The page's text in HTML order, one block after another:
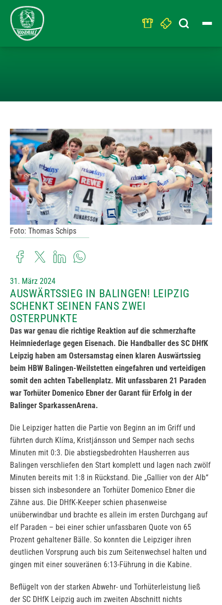
Search
for:
Foto: Thomas Schips
31. März 2024
AUSWÄRTSSIEG IN BALINGEN! LEIPZIG
SCHENKT SEINEN FANS ZWEI
OSTERPUNKTE
Das war genau die richtige Reaktion auf die schmerzhafte
Heimniederlage gegen Eisenach. Die Handballer des SC DHfK
Leipzig haben am Ostersamstag einen klaren Auswärtssieg
beim HBW Balingen-Weilstetten eingefahren und verteidigen
somit den achten Tabellenplatz. Mit unfassbaren 21 Paraden
war Torhüter Domenico Ebner der Garant für Erfolg in der
Balinger SparkassenArena.
Die Leipziger hatten die Partie von Beginn an im Griff und
führten durch Klíma, Kristjánsson und Semper nach sechs
Minuten mit 0:3. Die abstiegsbedrohten Hausherren aus
Balingen verschliefen den Start komplett und lagen nach zwölf
Minuten bereits mit 1:8 in Rückstand. Die „Gallier von der Alb“
bissen sich insbesondere an Torhüter Domenico Ebner die
Zähne aus. Die DHfK-Keeper schien phasenweise
unüberwindbar und brachte es allein im ersten Durchgang auf
elf Paraden – bei einer schier unfassbaren Quote von 65
Prozent gehaltener Bälle. So konnten die Leipziger ihren
deutlichen Vorsprung auch bis zum Seitenwechsel halten und
gingen mit einer souveränen 6:13-Führung in die Kabine.
Beflügelt von der starken Abwehr- und Torhüterleistung ließ
der SC DHfK Leipzig auch im zweiten Abschnitt nichts